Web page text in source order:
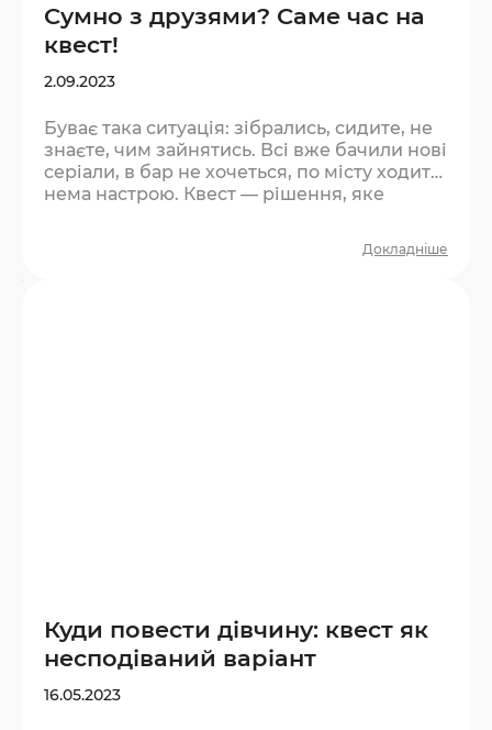
Сумно з друзями? Саме час на
квест!
2.09.2023
Буває така ситуація: зібрались, сидите, не
знаєте, чим зайнятись. Всі вже бачили нові
серіали, в бар не хочеться, по місту ходити
нема настрою. Квест — рішення, яке
треба нічого вигадувати — є місце, є час, є
Докладніше
Куди повести дівчину: квест як
несподіваний варіант
16.05.2023